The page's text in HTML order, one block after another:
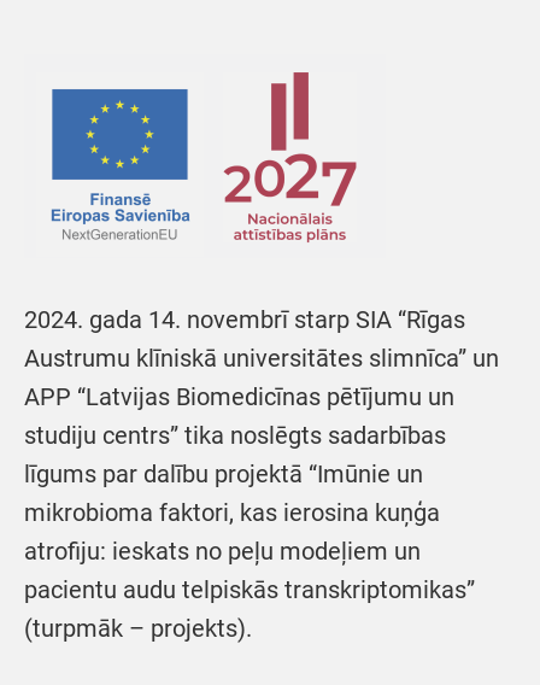
2024. gada 14. novembrī starp SIA “Rīgas
Austrumu klīniskā universitātes slimnīca” un
APP “Latvijas Biomedicīnas pētījumu un
studiju centrs” tika noslēgts sadarbības
līgums par dalību projektā “Imūnie un
mikrobioma faktori, kas ierosina kuņģa
atrofiju: ieskats no peļu modeļiem un
pacientu audu telpiskās transkriptomikas”
(turpmāk – projekts).